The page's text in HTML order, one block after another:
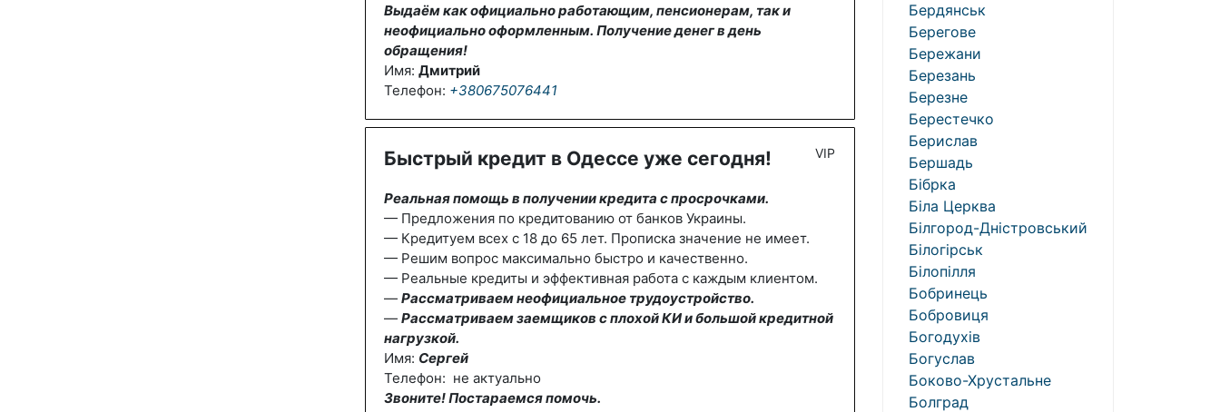
Выдаём как официально работающим, пенсионерам, так и
неофициально оформленным. Получение денег в день
обращения!
Имя: Дмитрий
Телефон: +380675076441
Быстрый кредит в Одессе уже сегодня!
Реальная помощь в получении кредита с просрочками.
— Предложения по кредитованию от банков Украины.
— Кредитуем всех с 18 до 65 лет. Прописка значение не имеет.
— Решим вопрос максимально быстро и качественно.
— Реальные кредиты и эффективная работа с каждым клиентом.
— Рассматриваем неофициальное трудоустройство.
— Рассматриваем заемщиков с плохой КИ и большой кредитной
нагрузкой.
Имя: Сергей
Телефон: не актуально
Звоните! Постараемся помочь.
VIP
Бердянськ
Берегове
Бережани
Березань
Березне
Берестечко
Берислав
Бершадь
Бібрка
Біла Церква
Білгород-Дністровський
Білогірськ
Білопілля
Бобринець
Бобровиця
Богодухів
Богуслав
Боково-Хрустальне
Болград